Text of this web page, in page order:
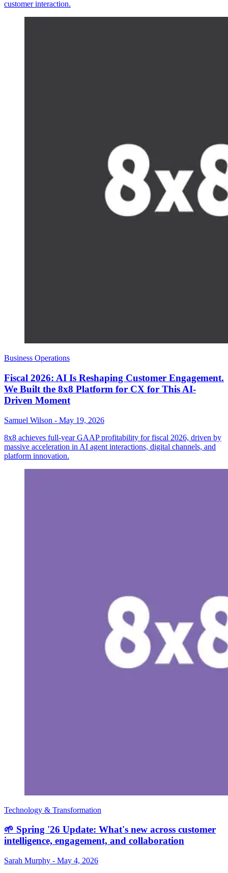
customer interaction.
Business Operations
Fiscal 2026: AI Is Reshaping Customer Engagement.
We Built the 8x8 Platform for CX for This AI-
Driven Moment
Samuel Wilson - May 19, 2026
8x8 achieves full-year GAAP profitability for fiscal 2026, driven by
massive acceleration in AI agent interactions, digital channels, and
platform innovation.
Technology & Transformation
🌱 Spring '26 Update: What's new across customer
intelligence, engagement, and collaboration
Sarah Murphy - May 4, 2026